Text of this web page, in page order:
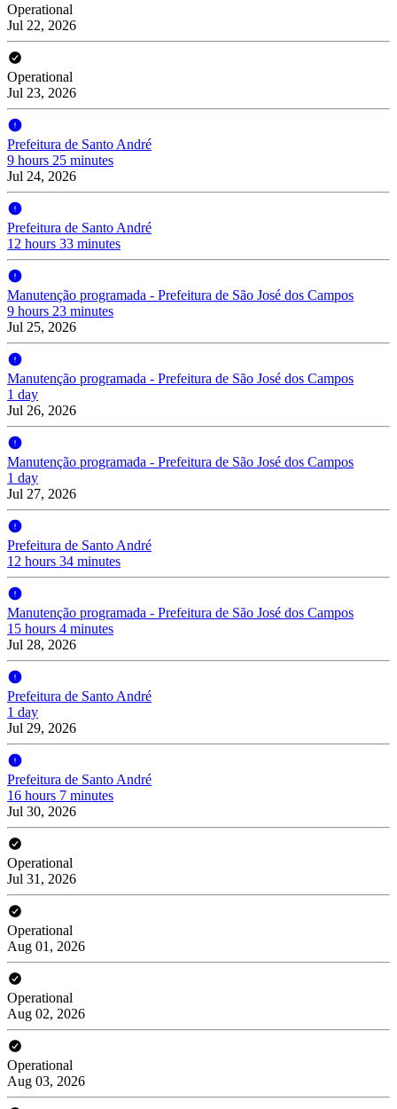
Operational
Jul 22, 2026
Operational
Jul 23, 2026
Prefeitura de Santo André
9 hours 25 minutes
Jul 24, 2026
Prefeitura de Santo André
12 hours 33 minutes
Manutenção programada - Prefeitura de São José dos Campos
9 hours 23 minutes
Jul 25, 2026
Manutenção programada - Prefeitura de São José dos Campos
1 day
Jul 26, 2026
Manutenção programada - Prefeitura de São José dos Campos
1 day
Jul 27, 2026
Prefeitura de Santo André
12 hours 34 minutes
Manutenção programada - Prefeitura de São José dos Campos
15 hours 4 minutes
Jul 28, 2026
Prefeitura de Santo André
1 day
Jul 29, 2026
Prefeitura de Santo André
16 hours 7 minutes
Jul 30, 2026
Operational
Jul 31, 2026
Operational
Aug 01, 2026
Operational
Aug 02, 2026
Operational
Aug 03, 2026